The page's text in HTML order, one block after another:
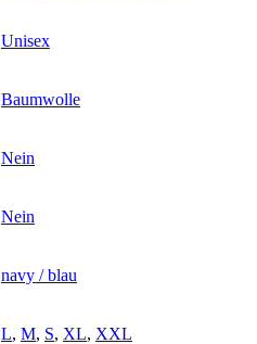
Unisex
Baumwolle
Nein
Nein
navy / blau
L, M, S, XL, XXL